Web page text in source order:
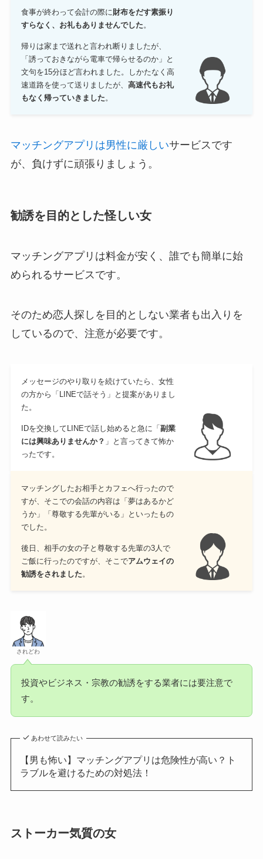
食事が終わって会計の際に財布をだす素振り
すらなく、お礼もありませんでした。
帰りは家まで送れと言われ断りましたが、
「誘っておきながら電車で帰らせるのか」と
文句を15分ほど言われました。しかたなく高
速道路を使って送りましたが、 高速代もお礼
もなく帰っていきました。
マッチングアプリは男性に厳しいサービスです
が、負けずに頑張りましょう。
勧誘を目的とした怪しい女
マッチングアプリは料金が安く、誰でも簡単に始
められるサービスです。
そのため恋人探しを目的としない業者も出入りを
しているので、注意が必要です。
メッセージのやり取りを続けていたら、女性
の方から「LINEで話そう」と提案がありまし
た。
IDを交換してLINEで話し始めると急に「 副業
には興味ありませんか？ 」と言ってきて怖か
ったです。
マッチングしたお相手とカフェへ行ったので
すが、そこでの会話の内容は「夢はあるかど
うか」「尊敬する先輩がいる」といったもの
でした。
後日、相手の女の子と尊敬する先輩の3人で
ご飯に行ったのですが、そこでアムウェイの
勧誘をされました 。
されどわ
投資やビジネス・宗教の勧誘をする業者には要注意で
す。
あわせて読みたい
【男も怖い】マッチングアプリは危険性が高い？ト
ラブルを避けるための対処法！
ストーカー気質の女